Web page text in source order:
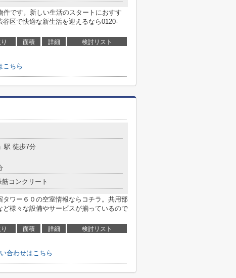
です。新しい生活のスタートにおすす
区で快適な新生活を迎えるなら0120-
面積 詳細 検討リスト
こちら
」駅 徒歩7分
筋コンクリート
ワー６０の空室情報ならコチラ。共用部
様々な設備やサービスが揃っているので
面積 詳細 検討リスト
合わせはこちら